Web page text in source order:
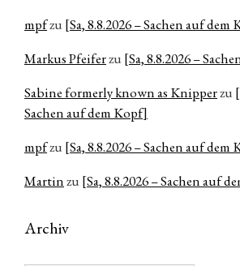
mpfzu [Sa, 8.8.2026 – Sachen auf dem
Markus Pfeiferzu [Sa, 8.8.2026 –
Sabine formerly known as Knipperzu
Sachen auf dem Kopf]
mpfzu [Sa, 8.8.2026 – Sachen auf dem
Martinzu [Sa, 8.8.2026 – Sachen auf
Archiv